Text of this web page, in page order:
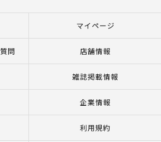
マイページ
問 店舗情報
雑誌掲載情報
企業情報
利用規約